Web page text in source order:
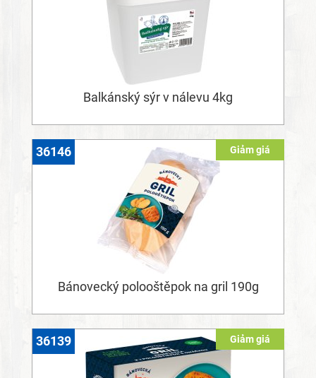
Balkánský sýr v nálevu 4kg
Giảm giá
Bánovecký polooštěpok na gril 190g
36146
Giảm giá
36139